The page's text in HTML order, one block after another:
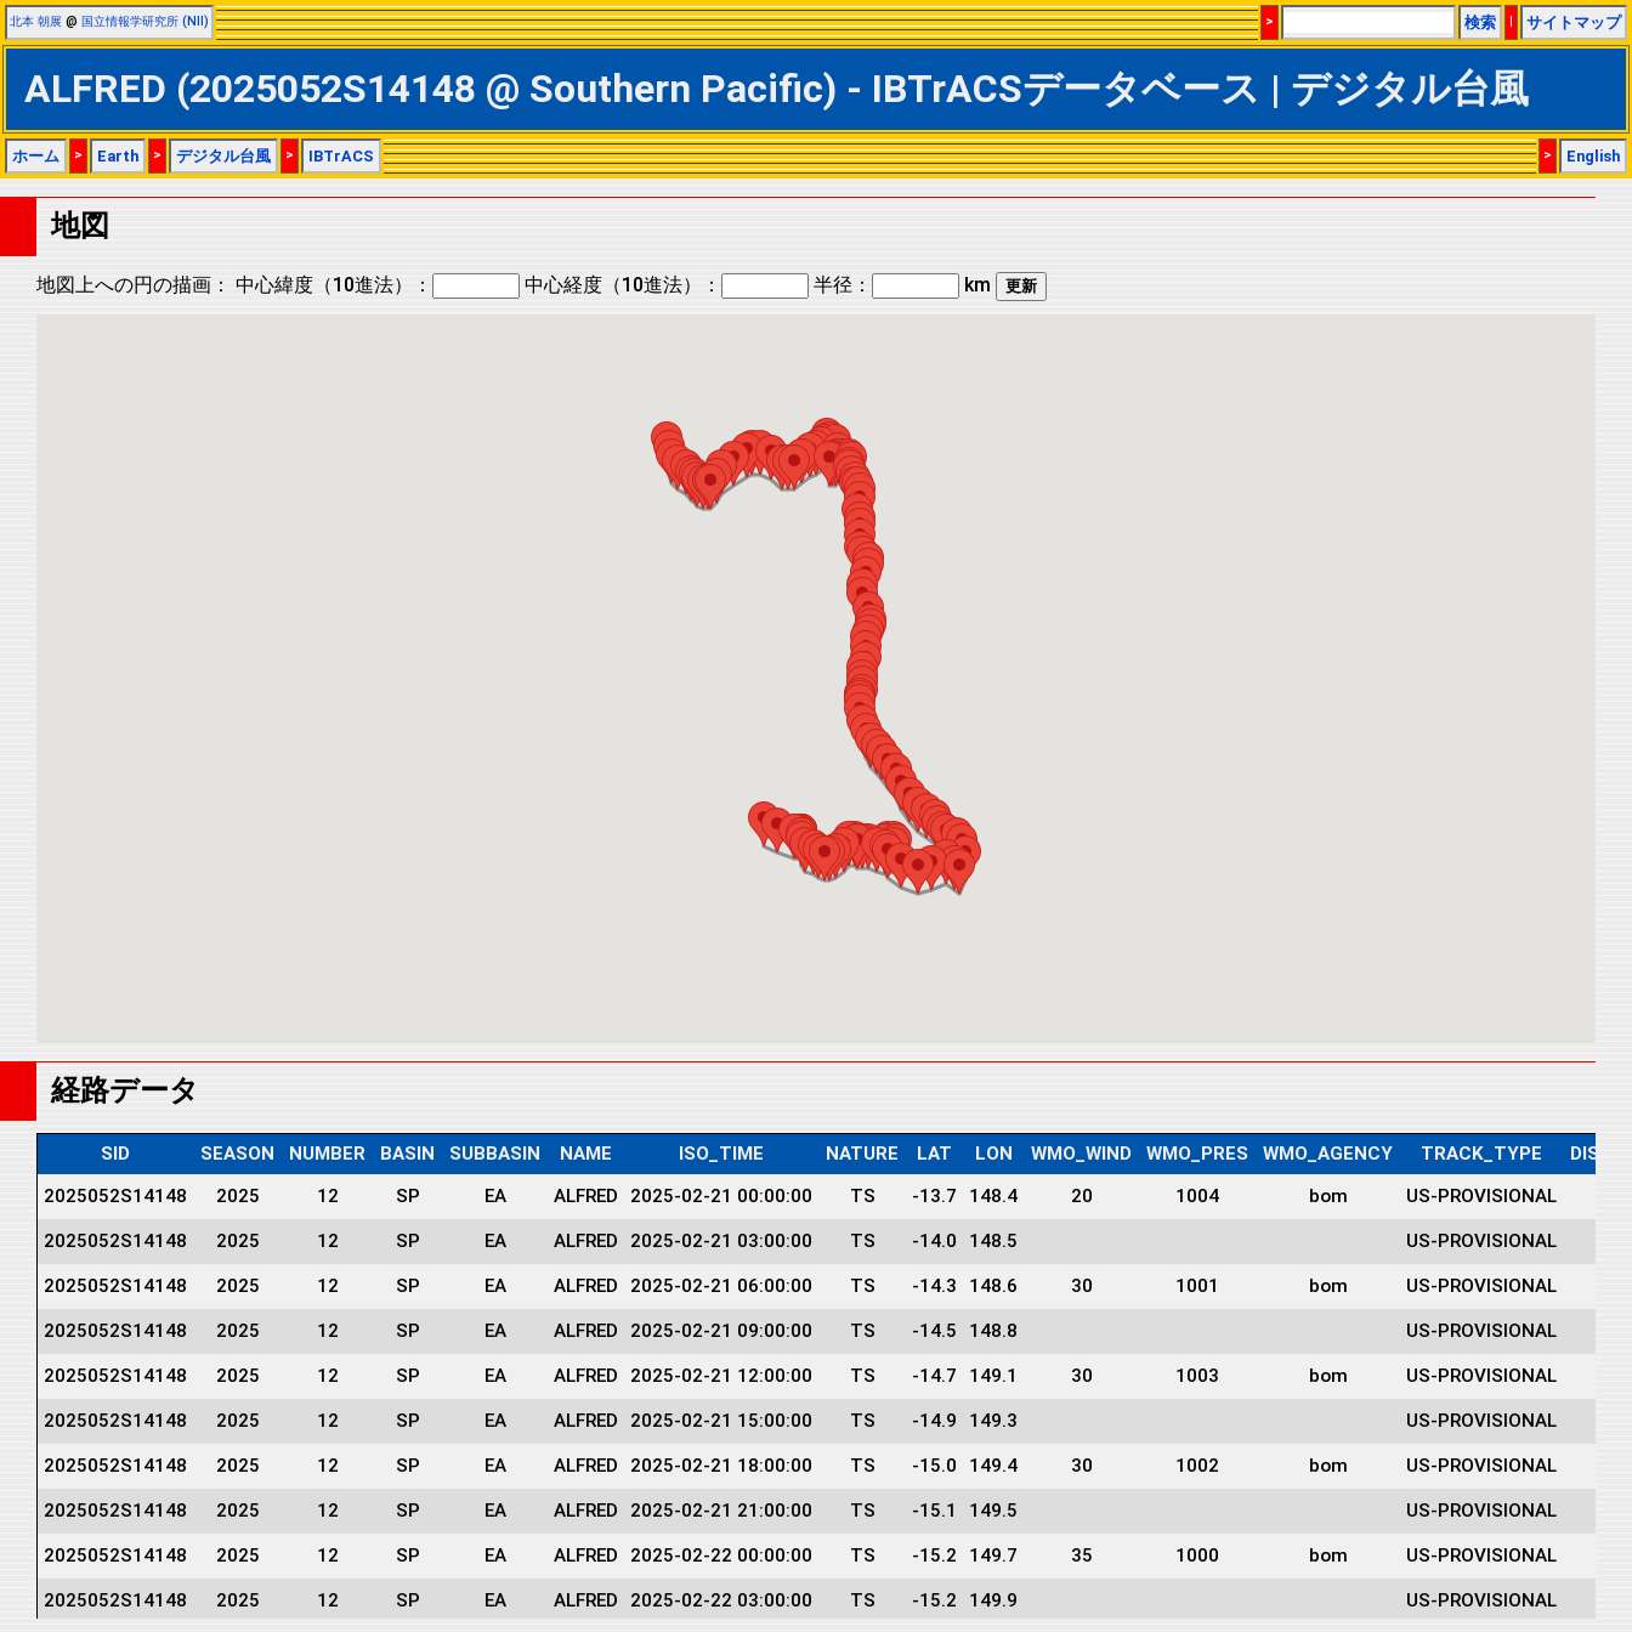
北本 朝展 @ 国立情報学研究所 (NII) > 検索 | サイトマップ
ALFRED (2025052S14148 @ Southern Pacific) - IBTrACSデータベース | デジタル台風
ホーム > Earth > デジタル台風 > IBTrACS > English
地図
地図上への円の描画： 中心緯度（10進法）： 中心経度（10進法）： 半径： km
経路データ
SID SEASON NUMBER BASIN SUBBASIN NAME ISO_TIME NATURE LAT LON WMO_WIND WMO_PRES WMO_AGENCY TRACK_TYPE
2025052S14148
2025 12 SP EA ALFRED 2025-02-21 00:00:00 TS -13.7 148.4 20 1004 bom US-PROVISIONAL
2025052S14148 2025 12 SP EA ALFRED 2025-02-21 03:00:00 TS -14.0 148.5 US-PROVISIONAL
2025052S14148 2025 12 SP EA ALFRED 2025-02-21 06:00:00 TS -14.3 148.6 30 1001 bom US-PROVISIONAL
2025052S14148 2025 12 SP EA ALFRED 2025-02-21 09:00:00 TS -14.5 148.8 US-PROVISIONAL
2025052S14148 2025 12 SP EA ALFRED 2025-02-21 12:00:00 TS -14.7 149.1 30 1003 bom US-PROVISIONAL
2025052S14148 2025 12 SP EA ALFRED 2025-02-21 15:00:00 TS -14.9 149.3 US-PROVISIONAL
2025052S14148 2025 12 SP EA ALFRED 2025-02-21 18:00:00 TS -15.0 149.4 30 1002 bom US-PROVISIONAL
2025052S14148 2025 12 SP EA ALFRED 2025-02-21 21:00:00 TS -15.1 149.5 US-PROVISIONAL
2025052S14148 2025 12 SP EA ALFRED 2025-02-22 00:00:00 TS -15.2 149.7 35 1000 bom US-PROVISIONAL
2025052S14148 2025 12 SP EA ALFRED 2025-02-22 03:00:00 TS -15.2 149.9 US-PROVISIONAL